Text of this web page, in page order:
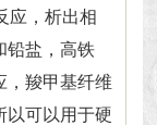
，析出相
铅盐，高铁
，羧甲基纤维
以可以用于硬